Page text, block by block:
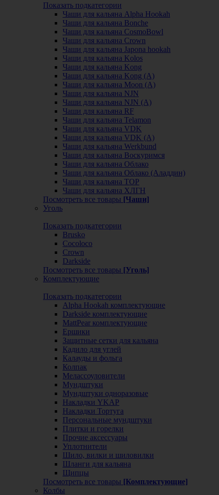
Показать подкатегории
Чаши для кальяна Alpha Hookah
Чаши для кальяна Bonche
Чаши для кальяна CosmoBowl
Чаши для кальяна Crown
Чаши для кальяна Japona hookah
Чаши для кальяна Kolos
Чаши для кальяна Kong
Чаши для кальяна Kong (A)
Чаши для кальяна Moon (А)
Чаши для кальяна NJN
Чаши для кальяна NJN (А)
Чаши для кальяна RF
Чаши для кальяна Telamon
Чаши для кальяна VDK
Чаши для кальяна VDK (А)
Чаши для кальяна Werkbund
Чаши для кальяна Воскуримся
Чаши для кальяна Облако
Чаши для кальяна Облако (Аладдин)
Чаши для кальяна ТОР
Чаши для кальяна ХЛГН
Посмотреть все товары [Чаши]
Уголь
Показать подкатегории
Brusko
Cocoloco
Crown
Darkside
Посмотреть все товары [Уголь]
Комплектующие
Показать подкатегории
Alpha Hookah комплектующие
Darkside комплектующие
MattPear комплектующие
Ершики
Защитные сетки для кальяна
Кадило для углей
Калауды и фольга
Колпак
Мелассоуловители
Мундштуки
Мундштуки одноразовые
Накладки YKAP
Накладки Тортуга
Персональные мундштуки
Плитки и горелки
Прочие аксессуары
Уплотнители
Шило, вилки и шиловилки
Шланги для кальяна
Щипцы
Посмотреть все товары [Комплектующие]
Колбы